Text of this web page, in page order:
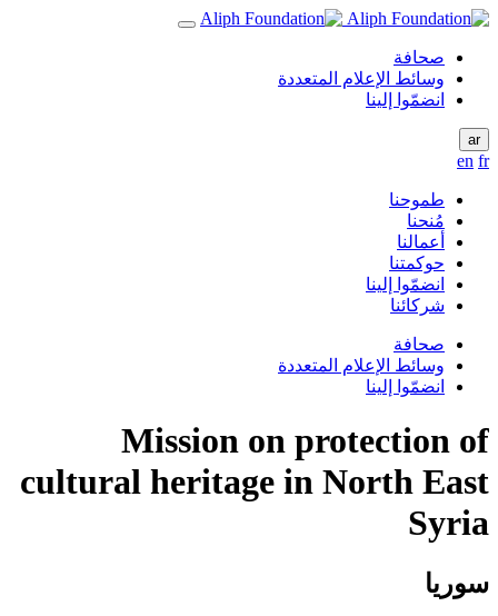
صحافة
وسائط الإعلام المتعددة
انضمّوا إلينا
ar
en fr
طموحنا
مُنحنا
أعمالنا
حوكمتنا
انضمّوا إلينا
شركائنا
صحافة
وسائط الإعلام المتعددة
انضمّوا إلينا
Mission on protection of
cultural heritage in North East
Syria
سوريا